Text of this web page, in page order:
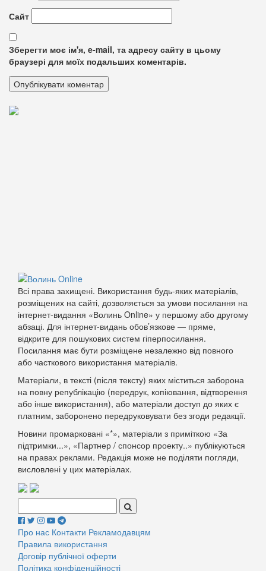
Сайт
Зберегти моє ім'я, e-mail, та адресу сайту в цьому
браузері для моїх подальших коментарів.
Всі права захищені. Використання будь-яких матеріалів,
розміщених на сайті, дозволяється за умови посилання на
інтернет-видання «Волинь Online» у першому або другому
абзаці. Для інтернет-видань обов’язкове — пряме,
відкрите для пошукових систем гіперпосилання.
Посилання має бути розміщене незалежно від повного
або часткового використання матеріалів.
Матеріали, в тексті (після тексту) яких міститься заборона
на повну републікацію (передрук, копіювання, відтворення
або інше використання), або матеріали доступ до яких є
платним, заборонено передруковувати без згоди редакції.
Новини промарковані «*», матеріали з приміткою «За
підтримки...», «Партнер / спонсор проекту..» публікуються
на правах реклами. Редакція може не поділяти погляди,
висловлені у цих матеріалах.
Про нас Контакти Рекламодавцям
Правила використання
Договір публічної оферти
Політика конфіденційності